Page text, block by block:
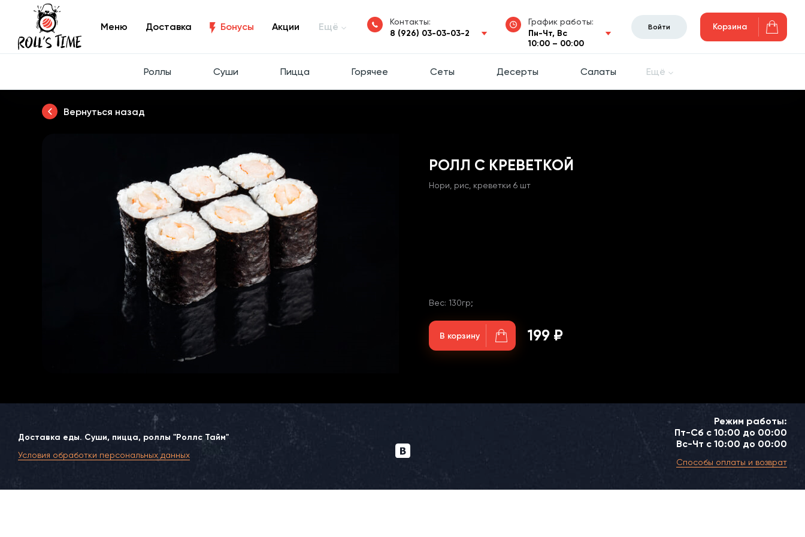
Контакты:
8 (926) 03-03-03-2
График работы:
Пн-Чт, Вс
10:00 – 00:00
Меню Доставка Бонусы Акции Ещё Войти Корзина
Роллы Суши Пицца Горячее Сеты Десерты Салаты Ещё
Вернуться назад
РОЛЛ С КРЕВЕТКОЙ
Нори, рис, креветки 6 шт
Вес: 130гр;
В корзину 199 ₽
Доставка еды. Суши, пицца, роллы "Роллс Тайм"
Условия обработки персональных данных
Режим работы:
Пт-Сб с 10:00 до 00:00
Вс-Чт с 10:00 до 00:00
Способы оплаты и возврат